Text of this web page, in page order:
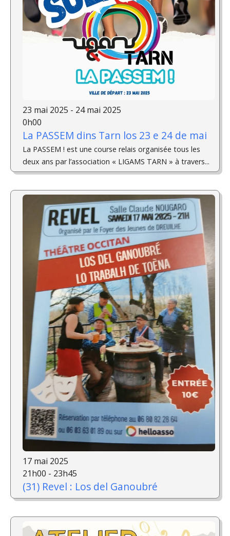
23 mai 2025 - 24 mai 2025
0h00
La PASSEM dins Tarn los 23 e 24 de mai
La PASSEM ! est une course relais organisée tous les
deux ans par l’association « LIGAMS TARN » à travers...
17 mai 2025
21h00 - 23h45
(31) Revel : Los del Ganoubré